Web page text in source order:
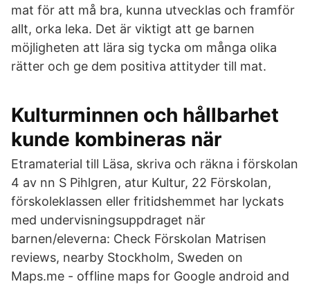
mat för att må bra, kunna utvecklas och framför
allt, orka leka. Det är viktigt att ge barnen
möjligheten att lära sig tycka om många olika
rätter och ge dem positiva attityder till mat.
Kulturminnen och hållbarhet
kunde kombineras när
Etramaterial till Läsa, skriva och räkna i förskolan
4 av nn S Pihlgren, atur Kultur, 22 Förskolan,
förskoleklassen eller fritidshemmet har lyckats
med undervisningsuppdraget när
barnen/eleverna: Check Förskolan Matrisen
reviews, nearby Stockholm, Sweden on
Maps.me - offline maps for Google android and